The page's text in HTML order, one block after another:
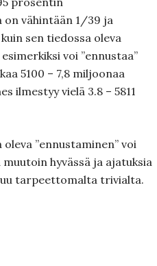
on vähintään 1/39 ja
sen tiedossa oleva
voi ”ennustaa”
5100 – 7,8 miljoonaa
ilmestyy vielä 3.8 – 5811
”ennustaminen” voi
hyvässä ja ajatuksia
tarpeettomalta trivialta.